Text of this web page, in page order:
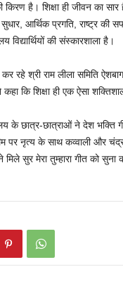
है। शिक्षा ही जीवन का सार
आर्थिक प्रगति, राष्ट्र की
विद्यार्थियों की संस्कारशाला है।
कर रहे श्री राम लीला समिति
कि शिक्षा ही एक ऐसा
के छात्र-छात्राओं ने देश
थीम पर नृत्य के साथ कव्वाली
मिले सुर मेरा तुम्हारा गीत को